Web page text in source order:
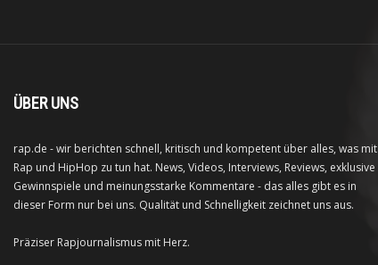
ÜBER UNS
rap.de - wir berichten schnell, kritisch und kompetent über alles, was mit
Rap und HipHop zu tun hat. News, Videos, Interviews, Reviews, exklusive
Gewinnspiele und meinungsstarke Kommentare - das alles gibt es in
dieser Form nur bei uns. Qualität und Schnelligkeit zeichnet uns aus.
Präziser Rapjournalismus mit Herz.